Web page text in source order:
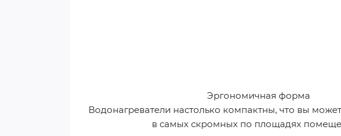
Эргономичная форма
Водонагреватели настолько компактны, что вы
в самых скромных по площадях